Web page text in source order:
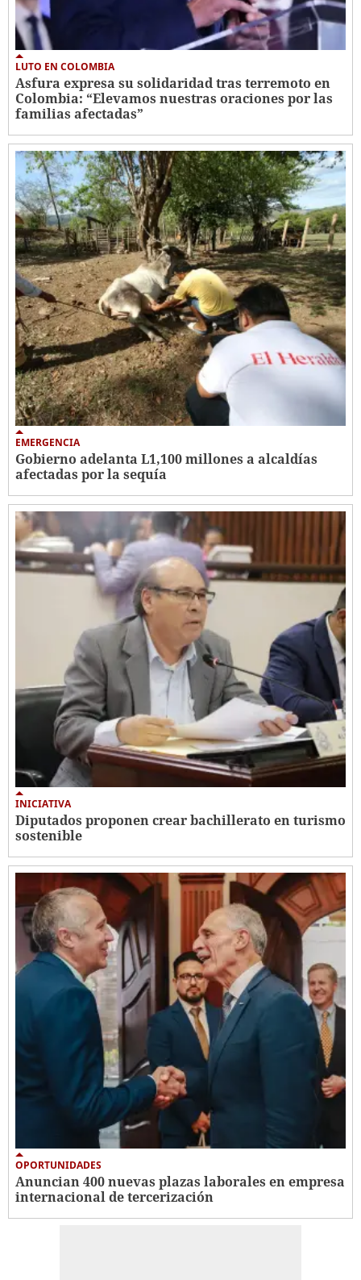
LUTO EN COLOMBIA
Asfura expresa su solidaridad tras terremoto en
Colombia: “Elevamos nuestras oraciones por las
familias afectadas”
EMERGENCIA
Gobierno adelanta L1,100 millones a alcaldías
afectadas por la sequía
INICIATIVA
Diputados proponen crear bachillerato en turismo
sostenible
OPORTUNIDADES
Anuncian 400 nuevas plazas laborales en empresa
internacional de tercerización